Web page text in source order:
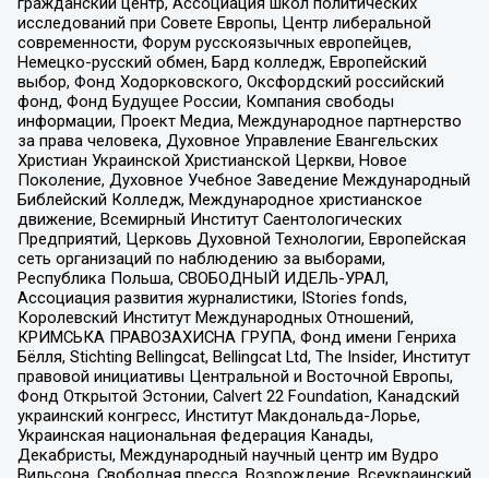
исследований при Совете Европы, Центр либеральной
современности, Форум русскоязычных европейцев,
Немецко-русский обмен, Бард колледж, Европейский
выбор, Фонд Ходорковского, Оксфордский российский
фонд, Фонд Будущее России, Компания свободы
информации, Проект Медиа, Международное партнерство
за права человека, Духовное Управление Евангельских
Христиан Украинской Христианской Церкви, Новое
Поколение, Духовное Учебное Заведение Международный
Библейский Колледж, Международное христианское
движение, Всемирный Институт Саентологических
Предприятий, Церковь Духовной Технологии, Европейская
сеть организаций по наблюдению за выборами,
Республика Польша, СВОБОДНЫЙ ИДЕЛЬ-УРАЛ,
Ассоциация развития журналистики, IStories fonds,
Королевский Институт Международных Отношений,
КРИМСЬКА ПРАВОЗАХИСНА ГРУПА, Фонд имени Генриха
Бёлля, Stichting Bellingcat, Bellingcat Ltd, The Insider, Институт
правовой инициативы Центральной и Восточной Европы,
Фонд Открытой Эстонии, Calvert 22 Foundation, Канадский
украинский конгресс, Институт Макдональда-Лорье,
Украинская национальная федерация Канады,
Декабристы, Международный научный центр им Вудро